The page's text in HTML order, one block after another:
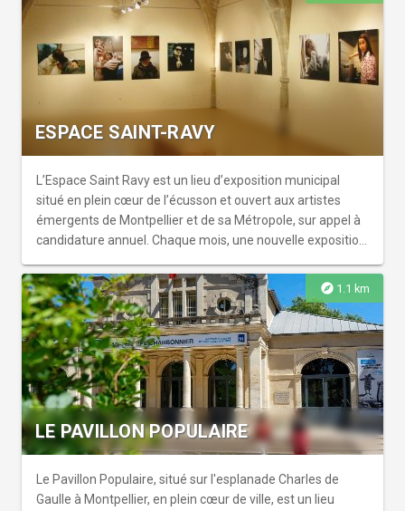
l'Esplanade Charles de Gaulle, l'espace Dominique
Bagouet est ouvert gratuitement, une raison de plus pour
s'y rendre !
ESPACE SAINT-RAVY
L’Espace Saint Ravy est un lieu d’exposition municipal
situé en plein cœur de l’écusson et ouvert aux artistes
émergents de Montpellier et de sa Métropole, sur appel à
candidature annuel. Chaque mois, une nouvelle exposition
sélectionnés. Les expositions présentent des œuvres
peintes, des sculptures ou des installations. Entrée libre.
Ouverture exceptionnelle à 11h le mardi 20 janvier 2026.
explore 1.1 km
LE PAVILLON POPULAIRE
Le Pavillon Populaire, situé sur l'esplanade Charles de
Gaulle à Montpellier, en plein cœur de ville, est un lieu